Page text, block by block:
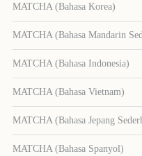
MATCHA (Bahasa Korea)
MATCHA (Bahasa Mandarin
MATCHA (Bahasa Indonesia)
MATCHA (Bahasa Vietnam)
MATCHA (Bahasa Jepang
MATCHA (Bahasa Spanyol)